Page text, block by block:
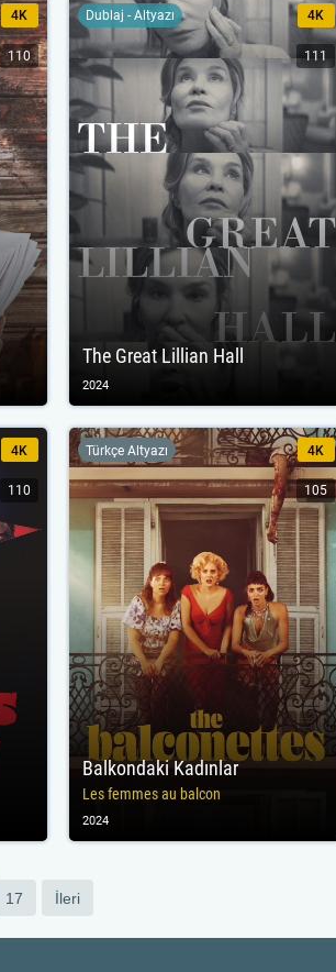
4K
110
The Great Lillian Hall
Dublaj - Altyazı 4K
111
2024
4K
110
Balkondaki Kadınlar
Les femmes au balcon
Türkçe Altyazı 4K
105
2024
17 İleri